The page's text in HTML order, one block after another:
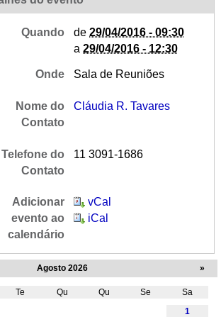
Quando de29/04/2016 - 09:30
a29/04/2016 - 12:30
Onde Sala de Reuniões
Nome do
Contato
Cláudia R. Tavares
Telefone do
Contato
11 3091-1686
Adicionar
evento ao
calendário
vCal
iCal
Agosto 2026 »
Te Qu Qu Se
Sa
1